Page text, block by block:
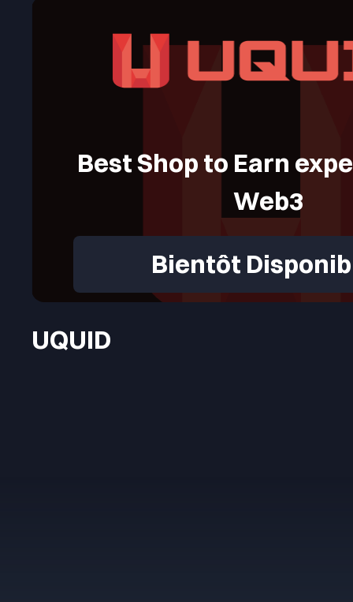
Best Shop to Earn
Web3
Bientôt
UQUID